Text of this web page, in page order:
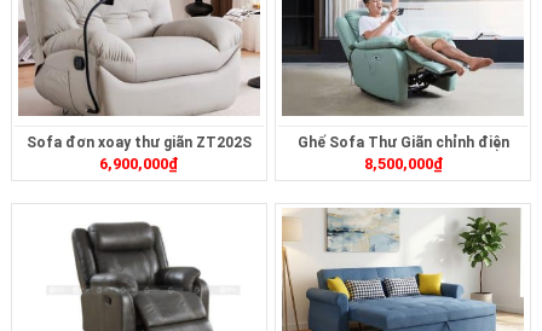
Sofa đơn xoay thư giãn ZT202S
6,900,000₫
Ghế Sofa Thư Giãn chỉnh điện
ZTD-414
8,500,000₫